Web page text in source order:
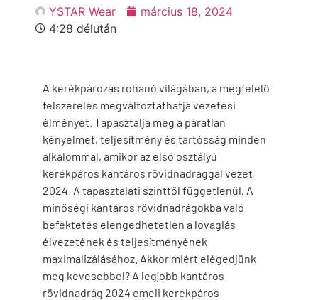
YSTAR Wear
március 18, 2024
4:28 délután
A kerékpározás rohanó világában, a megfelelő
felszerelés megváltoztathatja vezetési
élményét. Tapasztalja meg a páratlan
kényelmet, teljesítmény és tartósság minden
alkalommal, amikor az első osztályú
kerékpáros kantáros rövidnadrággal vezet
2024. A tapasztalati szinttől függetlenül, A
minőségi kantáros rövidnadrágokba való
befektetés elengedhetetlen a lovaglás
élvezetének és teljesítményének
maximalizálásához. Akkor miért elégedjünk
meg kevesebbel? A legjobb kantáros
rövidnadrág 2024 emeli kerékpáros